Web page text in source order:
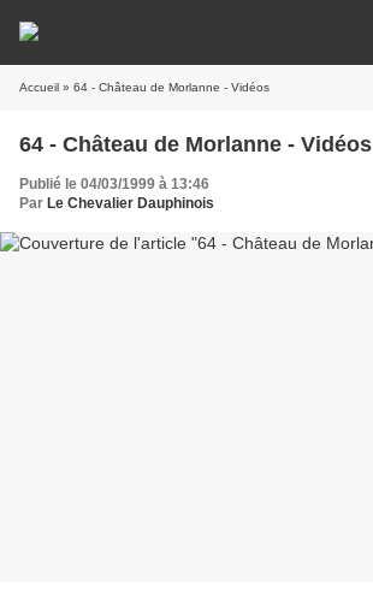
Accueil » 64 - Château de Morlanne - Vidéos
64 - Château de Morlanne - Vidéos
Publié le 04/03/1999 à 13:46
Par Le Chevalier Dauphinois